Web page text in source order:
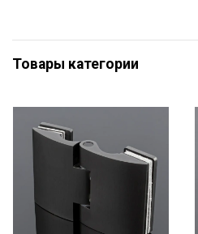
Товары категории